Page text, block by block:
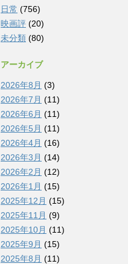
日常 (756)
映画評 (20)
未分類 (80)
アーカイブ
2026年8月 (3)
2026年7月 (11)
2026年6月 (11)
2026年5月 (11)
2026年4月 (16)
2026年3月 (14)
2026年2月 (12)
2026年1月 (15)
2025年12月 (15)
2025年11月 (9)
2025年10月 (11)
2025年9月 (15)
2025年8月 (11)